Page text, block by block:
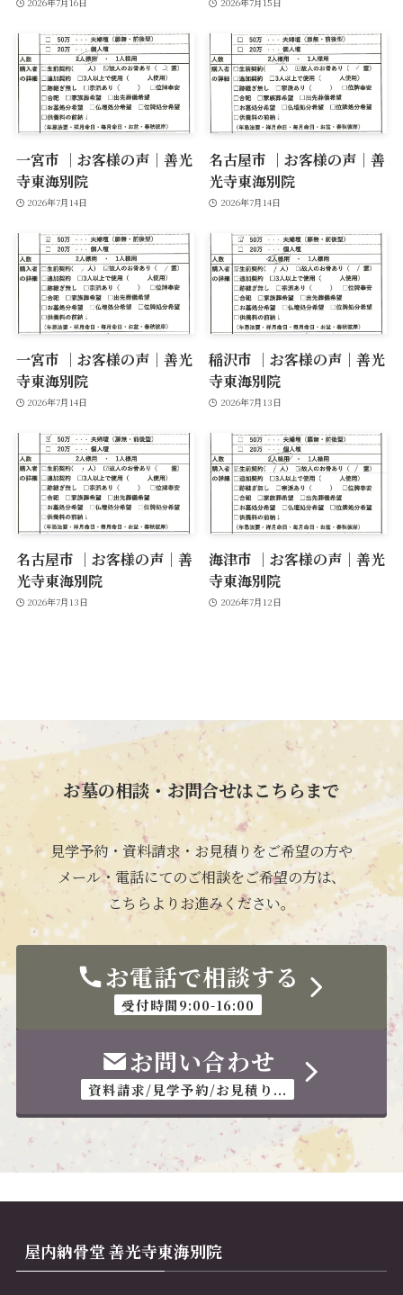
一宮市 ｜お客様の声｜善光
寺東海別院
2026年7月14日
名古屋市 ｜お客様の声｜善
光寺東海別院
2026年7月14日
一宮市 ｜お客様の声｜善光
寺東海別院
2026年7月14日
稲沢市 ｜お客様の声｜善光
寺東海別院
2026年7月13日
名古屋市 ｜お客様の声｜善
光寺東海別院
2026年7月13日
海津市 ｜お客様の声｜善光
寺東海別院
2026年7月12日
お墓の相談・お問合せはこちらまで
見学予約・資料請求・お見積りをご希望の方や
メール・電話にてのご相談をご希望の方は、
こちらよりお進みください。
お電話で相談する
受付時間9:00-16:00
お問い合わせ
資料請求/見学予約/お見積り...
屋内納骨堂 善光寺東海別院